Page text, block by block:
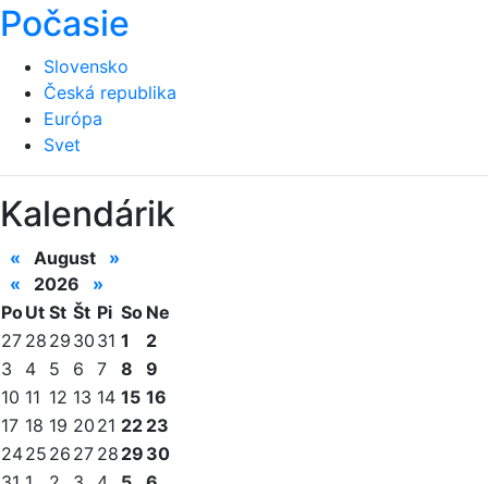
Počasie
Slovensko
Česká republika
Európa
Svet
Kalendárik
« August
»
«
2026
»
PoUt St Št Pi So Ne
27 28 29 30 31 1
2
3
4 5 6 7 8
9
10 11 12 13 14 15 16
17 18 19 20 21 22 23
2425 26 27 28 29 30